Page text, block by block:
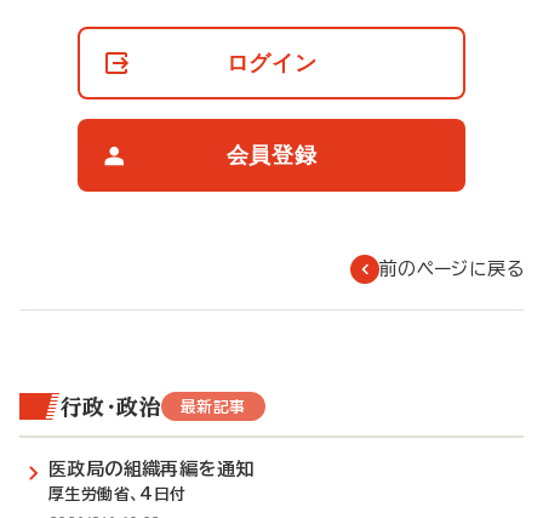
ログイン
会員登録
前のページに戻る
行政・政治 最新記事
医政局の組織再編を通知
厚生労働省、4日付